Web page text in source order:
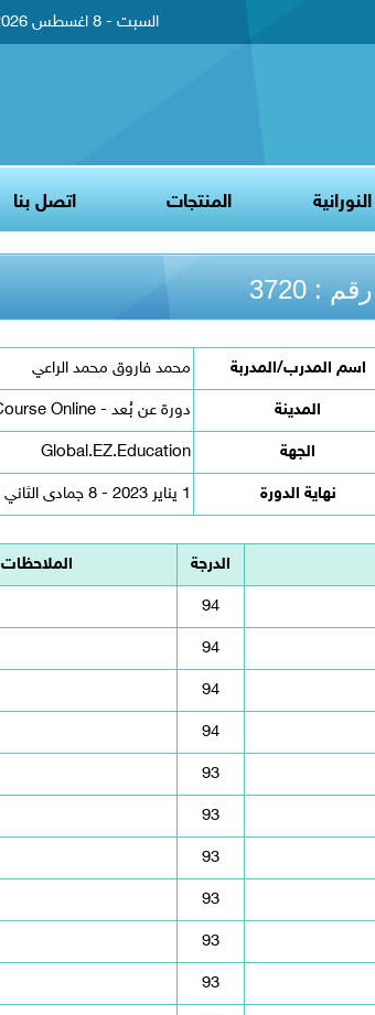
السبت - 8 اغسطس 2026 - 25 صفر 1448
اتصل بنا المنتجات
: 3720
اسم المدرب/المدربة محمد فاروق محمد الراعي
المدينة دورة عن بُعد - Course Online
الجهة Global.EZ.Education
نهاية الدورة 1 يناير 2023 - 8 جمادى الثاني 1444
الدرجة الملاحظات
94
94
94
94
93
93
93
93
93
93